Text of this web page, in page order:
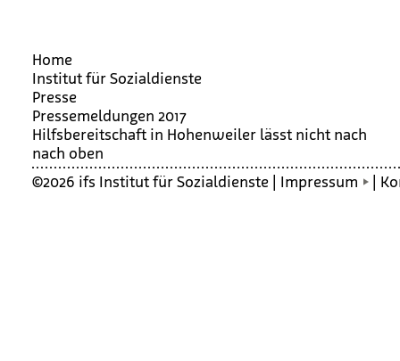
Home
Institut für Sozialdienste
Presse
Pressemeldungen 2017
Hilfs­be­reit­schaft in Hohen­wei­ler lässt nicht nach
nach oben
©2026 ifs Institut für Sozialdienste | Impressum